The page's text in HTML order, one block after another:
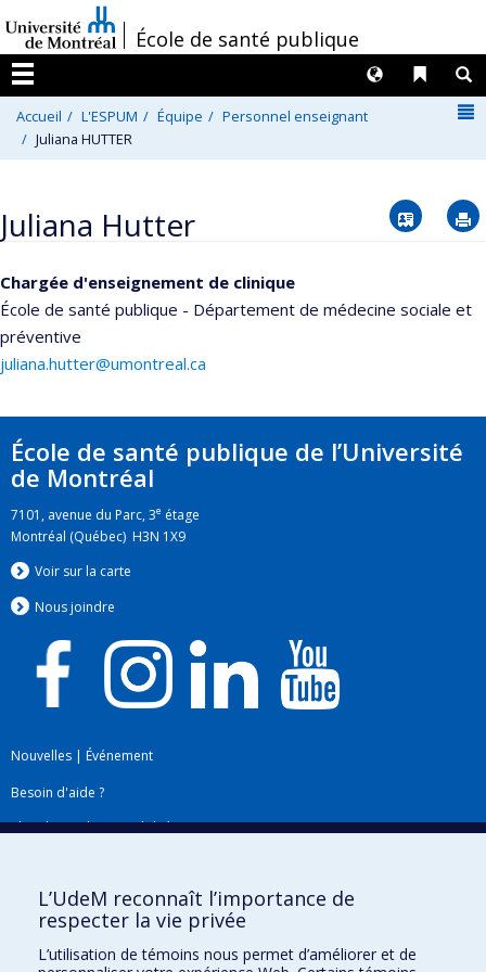
au
contenu
/École de santé publique
Menu
Liens
Langues
Accueil L'ESPUM Équipe
Personnel enseignant
Juliana HUTTER
Juliana Hutter Vcard
Chargée d'enseignement de clinique
École de santé publique - Département de médecine sociale et
préventive
juliana.hutter@umontreal.ca
École de santé publique de l’Université
de Montréal
7101, avenue du Parc, 3e étage
Montréal (Québec) H3N 1X9
Voir sur la carte
Nous joindre
Nouvelles | Événement
Besoin d'aide ?
Plan du site|Accessibilité
L’UdeM reconnaît l’importance de
respecter la vie privée
L’utilisation de témoins nous permet d’améliorer et de